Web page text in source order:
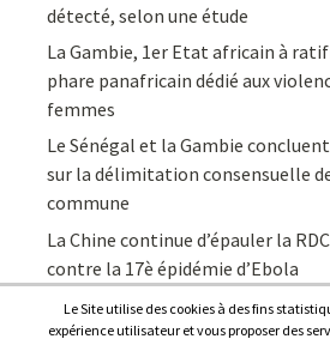
détecté, selon une étude
La Gambie, 1er Etat africain à
phare panafricain dédié aux
femmes
Le Sénégal et la Gambie
sur la délimitation consensuelle
commune
La Chine continue d’épauler la
contre la 17è épidémie d’Ebola
Le Site utilise des cookies à des fins
expérience utilisateur et vous proposer des